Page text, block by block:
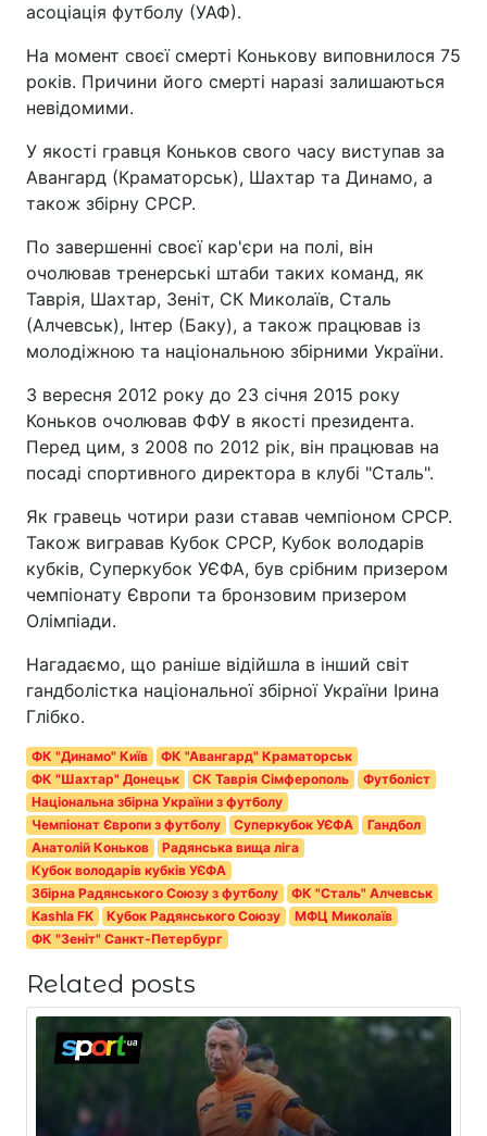
асоціація футболу (УАФ).
На момент своєї смерті Конькову виповнилося 75
років. Причини його смерті наразі залишаються
невідомими.
У якості гравця Коньков свого часу виступав за
Авангард (Краматорськ), Шахтар та Динамо, а
також збірну СРСР.
По завершенні своєї кар'єри на полі, він
очолював тренерські штаби таких команд, як
Таврія, Шахтар, Зеніт, СК Миколаїв, Сталь
(Алчевськ), Інтер (Баку), а також працював із
молодіжною та національною збірними України.
З вересня 2012 року до 23 січня 2015 року
Коньков очолював ФФУ в якості президента.
Перед цим, з 2008 по 2012 рік, він працював на
посаді спортивного директора в клубі "Сталь".
Як гравець чотири рази ставав чемпіоном СРСР.
Також вигравав Кубок СРСР, Кубок володарів
кубків, Суперкубок УЄФА, був срібним призером
чемпіонату Європи та бронзовим призером
Олімпіади.
Нагадаємо, що раніше відійшла в інший світ
гандболістка національної збірної України Ірина
Глібко.
ФК "Динамо" Київ
ФК "Авангард" Краматорськ
ФК "Шахтар" Донецьк
СК Таврія Сімферополь
Футболіст
Національна збірна України з футболу
Чемпіонат Європи з футболу
Суперкубок УЄФА
Гандбол
Анатолій Коньков
Радянська вища ліга
Кубок володарів кубків УЄФА
Збірна Радянського Союзу з футболу
ФК "Сталь" Алчевськ
Kashla FK
Кубок Радянського Союзу
МФЦ Миколаїв
ФК "Зеніт" Санкт-Петербург
Related posts